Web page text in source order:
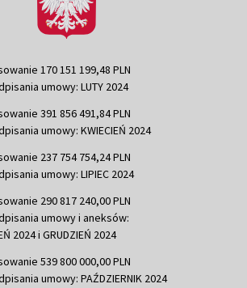
170 151 199,48 PLN
umowy: LUTY 2024
391 856 491,84 PLN
umowy: KWIECIEŃ 2024
237 754 754,24 PLN
umowy: LIPIEC 2024
290 817 240,00 PLN
umowy i aneksów:
2024 i GRUDZIEŃ 2024
539 800 000,00 PLN
umowy: PAŹDZIERNIK 2024